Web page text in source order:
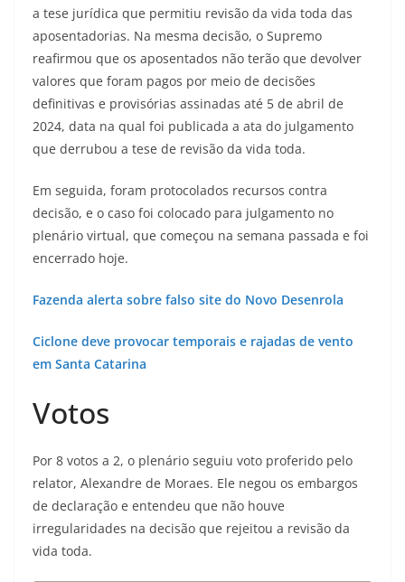
a tese jurídica que permitiu revisão da vida toda das
aposentadorias. Na mesma decisão, o Supremo
reafirmou que os aposentados não terão que devolver
valores que foram pagos por meio de decisões
definitivas e provisórias assinadas até 5 de abril de
2024, data na qual foi publicada a ata do julgamento
que derrubou a tese de revisão da vida toda.
Em seguida, foram protocolados recursos contra
decisão, e o caso foi colocado para julgamento no
plenário virtual, que começou na semana passada e foi
encerrado hoje.
Fazenda alerta sobre falso site do Novo Desenrola
Ciclone deve provocar temporais e rajadas de vento
em Santa Catarina
Votos
Por 8 votos a 2, o plenário seguiu voto proferido pelo
relator, Alexandre de Moraes. Ele negou os embargos
de declaração e entendeu que não houve
irregularidades na decisão que rejeitou a revisão da
vida toda.